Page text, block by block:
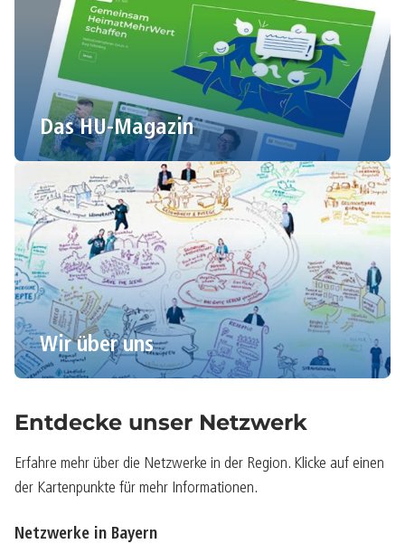
Das HU-Magazin
Wir über uns
Entdecke unser Netzwerk
Erfahre mehr über die Netzwerke in der Region. Klicke auf einen
der Kartenpunkte für mehr Informationen.
Netzwerke in Bayern